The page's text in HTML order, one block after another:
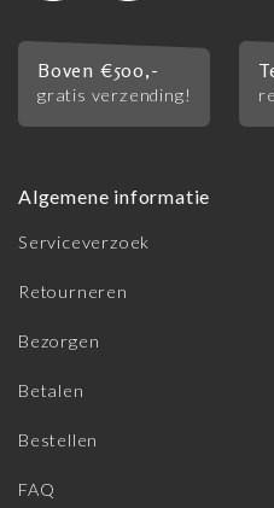
Boven €500,-
gratis verzending!
Algemene informatie
Serviceverzoek
Retourneren
Bezorgen
Betalen
Bestellen
FAQ